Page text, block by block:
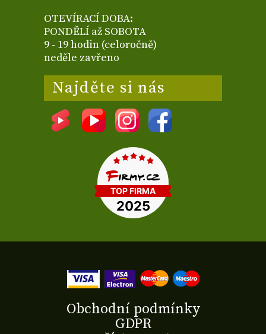
OTEVÍRACÍ DOBA:
PONDĚLÍ až SOBOTA
9 - 19 hodin (celoročně)
neděle zavřeno
Najděte si nás
Obchodní podmínky
GDPR